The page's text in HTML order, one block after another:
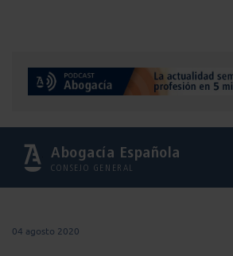
Abogacía Española
CONSEJO GENERAL
04 agosto 2020